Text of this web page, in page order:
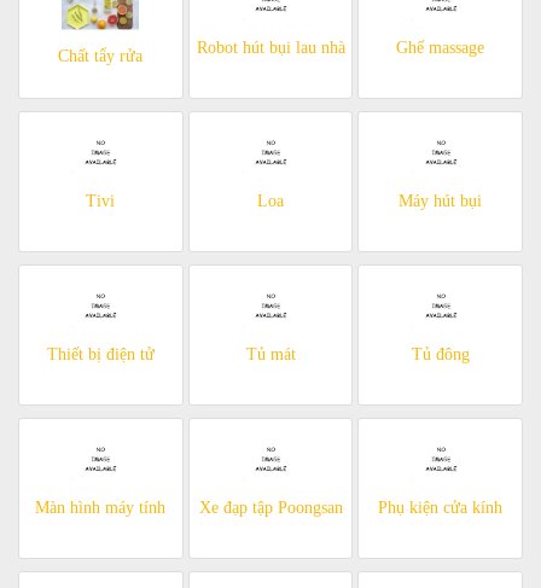
Chất tẩy rửa Robot hút bụi lau nhà Ghế massage
Tivi Loa Máy hút bụi
Thiết bị điện tử Tủ mát Tủ đông
Màn hình máy tính Xe đạp tập Poongsan Phụ kiện cửa kính